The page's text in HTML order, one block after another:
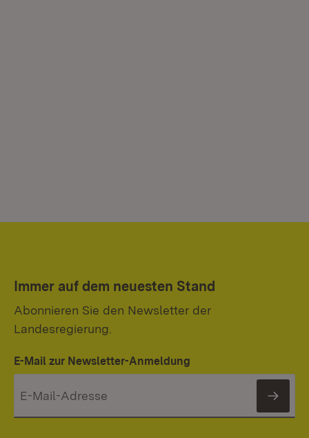
Immer auf dem neuesten Stand
Abonnieren Sie den Newsletter der
Landesregierung.
E-Mail zur Newsletter-Anmeldung